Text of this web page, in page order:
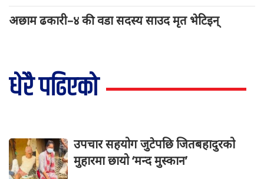
अछाम ढकारी–४ की वडा सदस्य साउद मृत भेटिइन्
धेरै पढिएको
उपचार सहयोग जुटेपछि जितबहादुरको
मुहारमा छायो ‘मन्द मुस्कान’